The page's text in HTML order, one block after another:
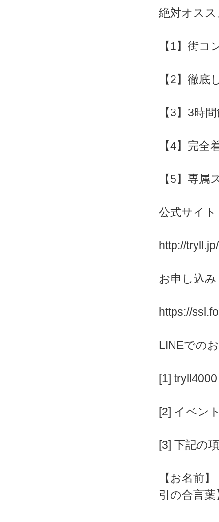
絶対オス
【1】街コ
【2】徹底
【3】3時
【4】完全
【5】専
公式サイト
http://
お申し込み
https://
LINEでの
[1]
[2] イベン
[3] 下記の
【お名前
引の合言葉